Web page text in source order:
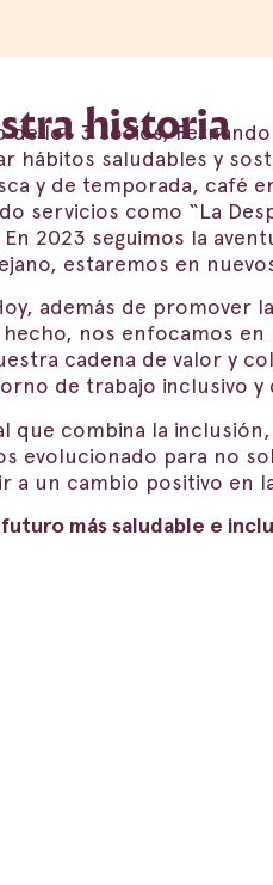
historia
los 3 socios,
hábitos saludables y
y de temporada, café
servicios como “La
2023 seguimos la
estaremos en
además de promover
nos enfocamos en
cadena de valor y
de trabajo inclusivo y
que combina la inclusión,
evolucionado para no
un cambio positivo en
más saludable e